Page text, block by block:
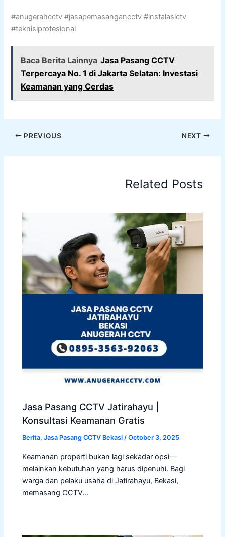
#anugerahcctv #jasapemasangancctv #instalasictv
#teknisiprofesional
Baca Berita Lainnya Jasa Pasang CCTV
Terpercaya No. 1 di Jakarta Selatan: Investasi
Keamanan yang Cerdas
PREVIOUS NEXT
Related Posts
Jasa Pasang CCTV Jatirahayu |
Konsultasi Keamanan Gratis
Berita,Jasa Pasang CCTV Bekasi /October 3, 2025
Keamanan properti bukan lagi sekadar opsi—
melainkan kebutuhan yang harus dipenuhi. Bagi
warga dan pelaku usaha di Jatirahayu, Bekasi,
memasang CCTV…